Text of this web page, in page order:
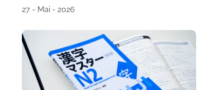
27 - Mai - 2026